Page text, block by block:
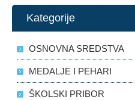
Kategorije
OSNOVNA SREDSTVA
MEDALJE I PEHARI
ŠKOLSKI PRIBOR